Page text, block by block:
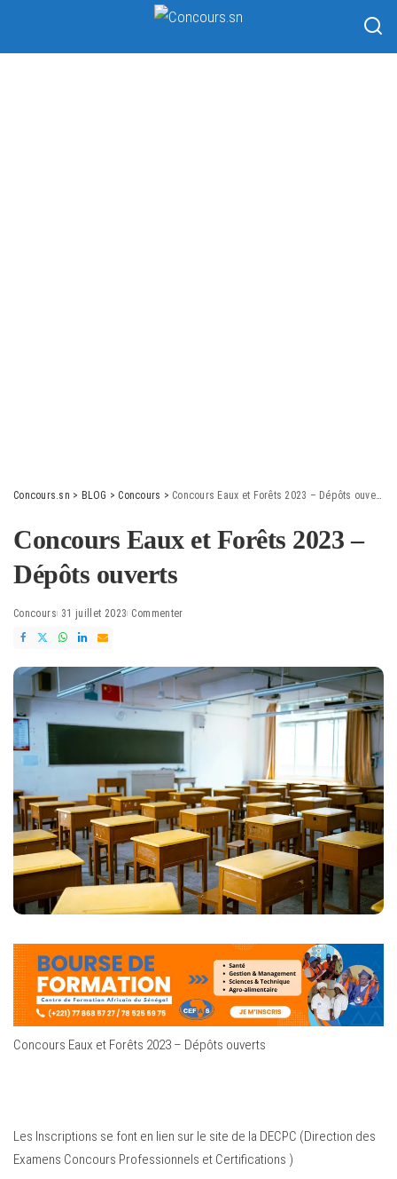
Concours.sn > BLOG > Concours > Concours Eaux et Forêts 2023 – Dépôts ouverts
Concours Eaux et Forêts 2023 –
Dépôts ouverts
Concours 31 juillet 2023 Commenter
Concours Eaux et Forêts 2023 – Dépôts ouverts
Les Inscriptions se font en lien sur le site de la DECPC (Direction des
Examens Concours Professionnels et Certifications )